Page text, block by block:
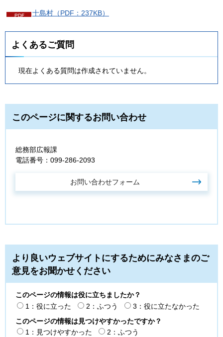
十島村（PDF：237KB）
よくあるご質問
現在よくある質問は作成されていません。
このページに関するお問い合わせ
総務部広報課
電話番号：099-286-2093
より良いウェブサイトにするためにみなさまのご
意見をお聞かせください
このページの情報は役に立ちましたか？
1：役に立った
2：ふつう
3：役に立たなかった
このページの情報は見つけやすかったですか？
1：見つけやすかった
2：ふつう